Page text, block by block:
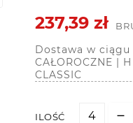
237,39 zł
Dostawa w ciągu
CAŁOROCZNE |
CLASSIC
ILOŚĆ